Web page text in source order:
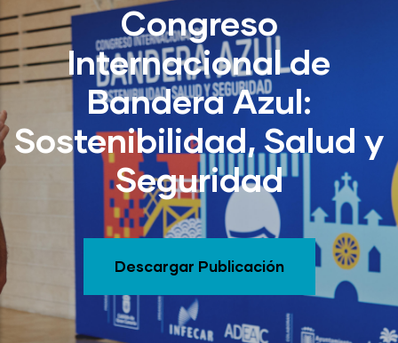
Congreso
Internacional de
Bandera Azul:
Sostenibilidad, Salud y
Seguridad
Descargar Publicación